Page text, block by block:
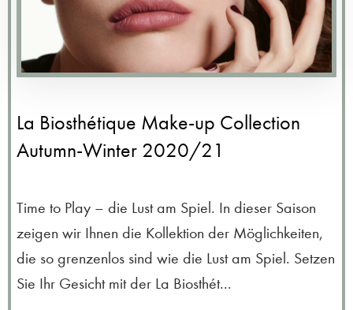
La Biosthétique Make-up Collection
Autumn-Winter 2020/21
Time to Play – die Lust am Spiel. In dieser Saison
zeigen wir Ihnen die Kollektion der Möglichkeiten,
die so grenzenlos sind wie die Lust am Spiel. Setzen
Sie Ihr Gesicht mit der La Biosthét...